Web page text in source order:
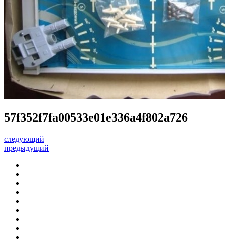
57f352f7fa00533e01e336a4f802a726
следующий
предыдущий